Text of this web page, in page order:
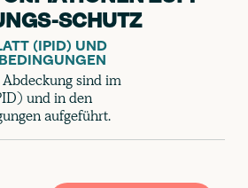
-SCHUTZ
(IPID) UND
sind im
und in den
aufgeführt.